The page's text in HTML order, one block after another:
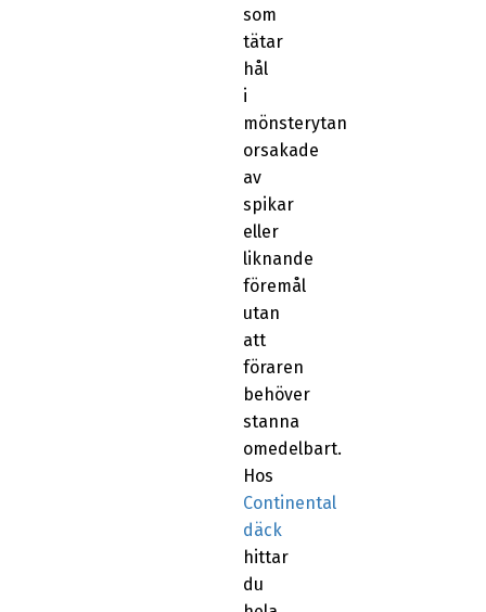
som
tätar
hål
i
mönsterytan
orsakade
av
spikar
eller
liknande
föremål
utan
att
föraren
behöver
stanna
omedelbart.
Hos
Continental
däck
hittar
du